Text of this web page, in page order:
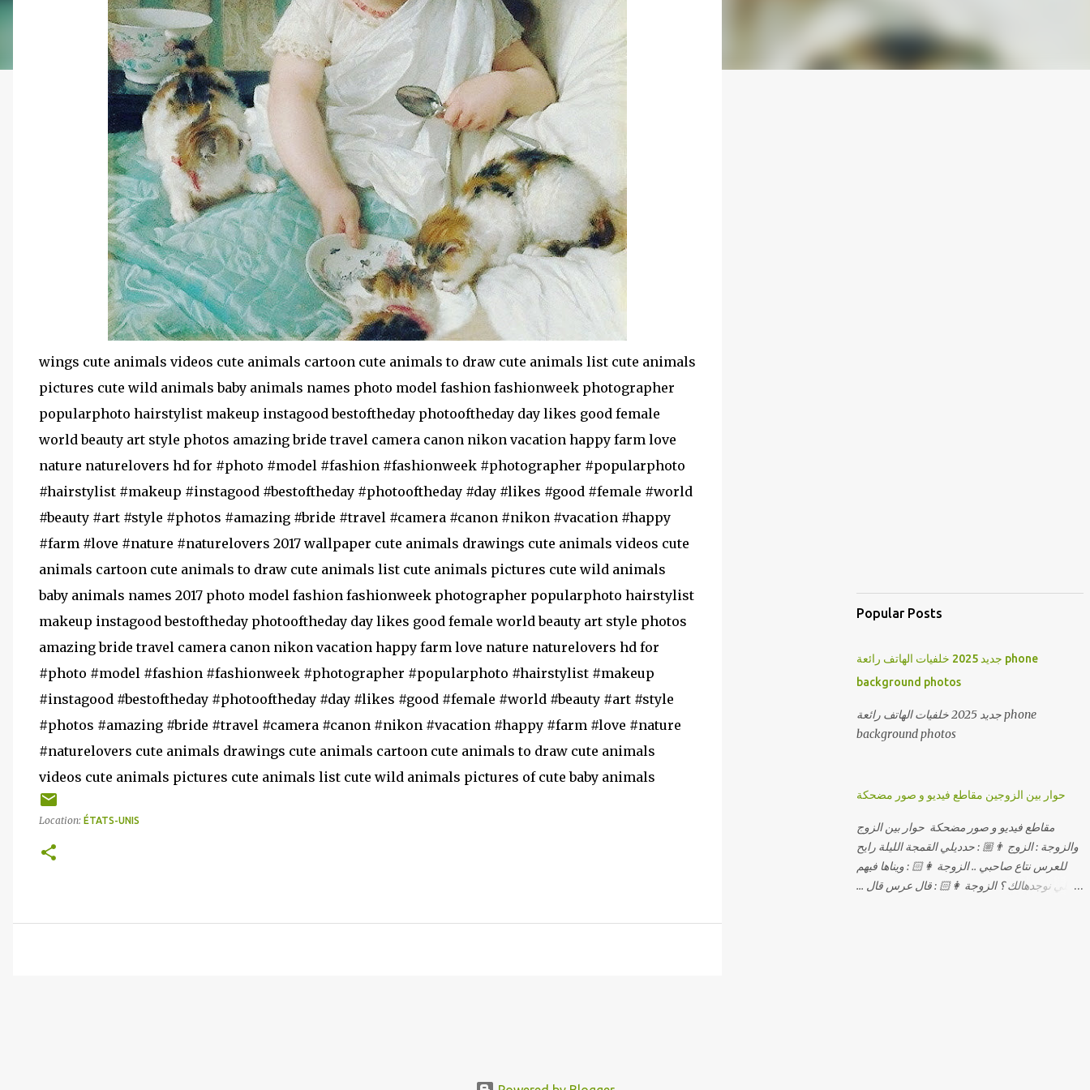
wings cute animals videos cute animals cartoon cute animals to draw cute animals list cute animals
pictures cute wild animals baby animals names photo model fashion fashionweek photographer
popularphoto hairstylist makeup instagood bestoftheday photooftheday day likes good female
world beauty art style photos amazing bride travel camera canon nikon vacation happy farm love
nature naturelovers hd for #photo #model #fashion #fashionweek #photographer #popularphoto
#hairstylist #makeup #instagood #bestoftheday #photooftheday #day #likes #good #female #world
#beauty #art #style #photos #amazing #bride #travel #camera #canon #nikon #vacation #happy
#farm #love #nature #naturelovers 2017 wallpaper cute animals drawings cute animals videos cute
animals cartoon cute animals to draw cute animals list cute animals pictures cute wild animals
baby animals names 2017 photo model fashion fashionweek photographer popularphoto hairstylist
makeup instagood bestoftheday photooftheday day likes good female world beauty art style photos
amazing bride travel camera canon nikon vacation happy farm love nature naturelovers hd for
#photo #model #fashion #fashionweek #photographer #popularphoto #hairstylist #makeup
#instagood #bestoftheday #photooftheday #day #likes #good #female #world #beauty #art #style
#photos #amazing #bride #travel #camera #canon #nikon #vacation #happy #farm #love #nature
#naturelovers cute animals drawings cute animals cartoon cute animals to draw cute animals
videos cute animals pictures cute animals list cute wild animals pictures of cute baby animals
Location: ÉTATS-UNIS
Popular Posts
جديد 2025 خلفيات الهاتف رائعة phone
background photos
جديد 2025 خلفيات الهاتف رائعة phone
background photos
حوار بين الزوجين مقاطع فيديو و صور مضحكة
مقاطع فيديو و صور مضحكة حوار بين الزوج
والزوجة : الزوج 👨🏼 : حدديلي القمجة الليلة رايح
للعرس نتاع صاحبي .. الزوجة 👩🏻 : ويناها فيهم
اللي نوجدهالك ؟ الزوجة 👩🏻 : قال عرس قال ...